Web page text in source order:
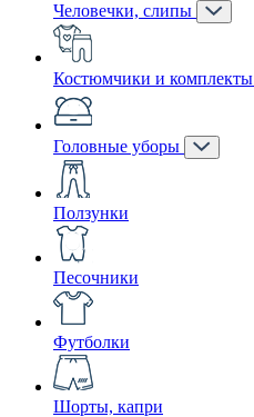
Человечки, слипы
Костюмчики и комплекты
Головные уборы
Ползунки
Песочники
Футболки
Шорты, капри